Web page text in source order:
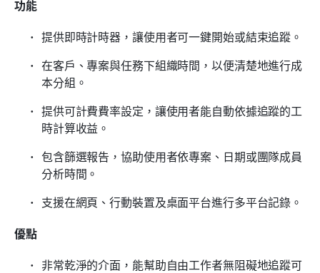
功能
提供即時計時器，讓使用者可一鍵開始或結束追蹤。
在客戶、專案與任務下組織時間，以便清楚地進行成
本分組。
提供可計費費率設定，讓使用者能自動依據追蹤的工
時計算收益。
包含篩選報告，協助使用者依專案、日期或團隊成員
分析時間。
支援在網頁、行動裝置及桌面平台進行多平台記錄。
優點
非常乾淨的介面，能幫助自由工作者無阻礙地追蹤可